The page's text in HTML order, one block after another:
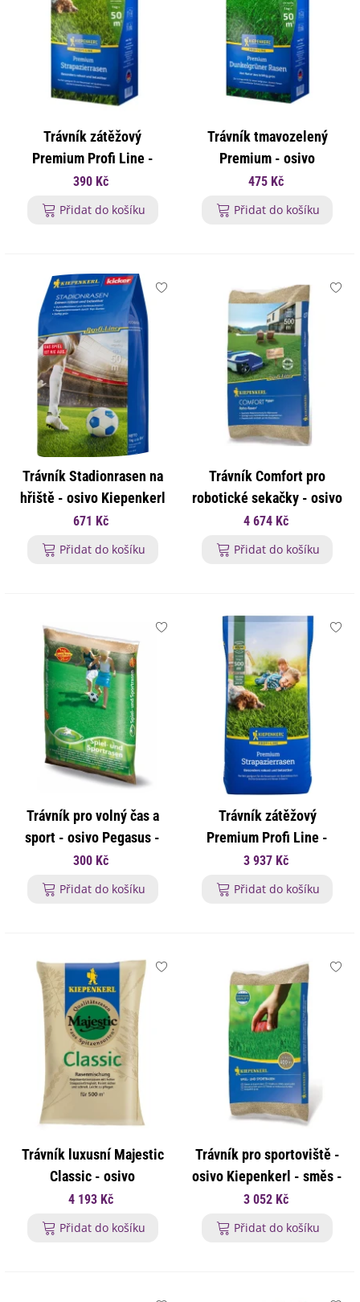
Trávník zátěžový
Premium Profi Line -
osivo Kiepenkerl - směs -
1 kg
390 Kč
Přidat do košíku
Trávník tmavozelený
Premium - osivo
Kiepenkerl - směs - 1 kg
475 Kč
Přidat do košíku
Trávník Stadionrasen na
hřiště - osivo Kiepenkerl
- 1 kg
671 Kč
Přidat do košíku
Trávník Comfort pro
robotické sekačky - osivo
Kiepenkerl - 10 kg
4 674 Kč
Přidat do košíku
Trávník pro volný čas a
sport - osivo Pegasus -
směs - 1 kg
300 Kč
Přidat do košíku
Trávník zátěžový
Premium Profi Line -
osivo Kiepenkerl - směs -
10 kg
3 937 Kč
Přidat do košíku
Trávník luxusní Majestic
Classic - osivo
Kiepenkerl - směs - 10 kg
4 193 Kč
Přidat do košíku
Trávník pro sportoviště -
osivo Kiepenkerl - směs -
10 kg
3 052 Kč
Přidat do košíku